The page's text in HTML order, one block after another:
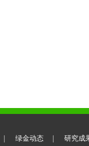
|绿金动态 |研究成